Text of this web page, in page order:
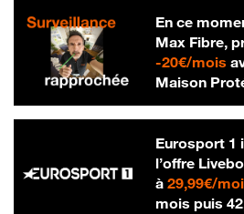
En ce
Max Fibre,
-20€/mois
Maison
Eurosport 1
l’offre
à 29,99€/
mois puis